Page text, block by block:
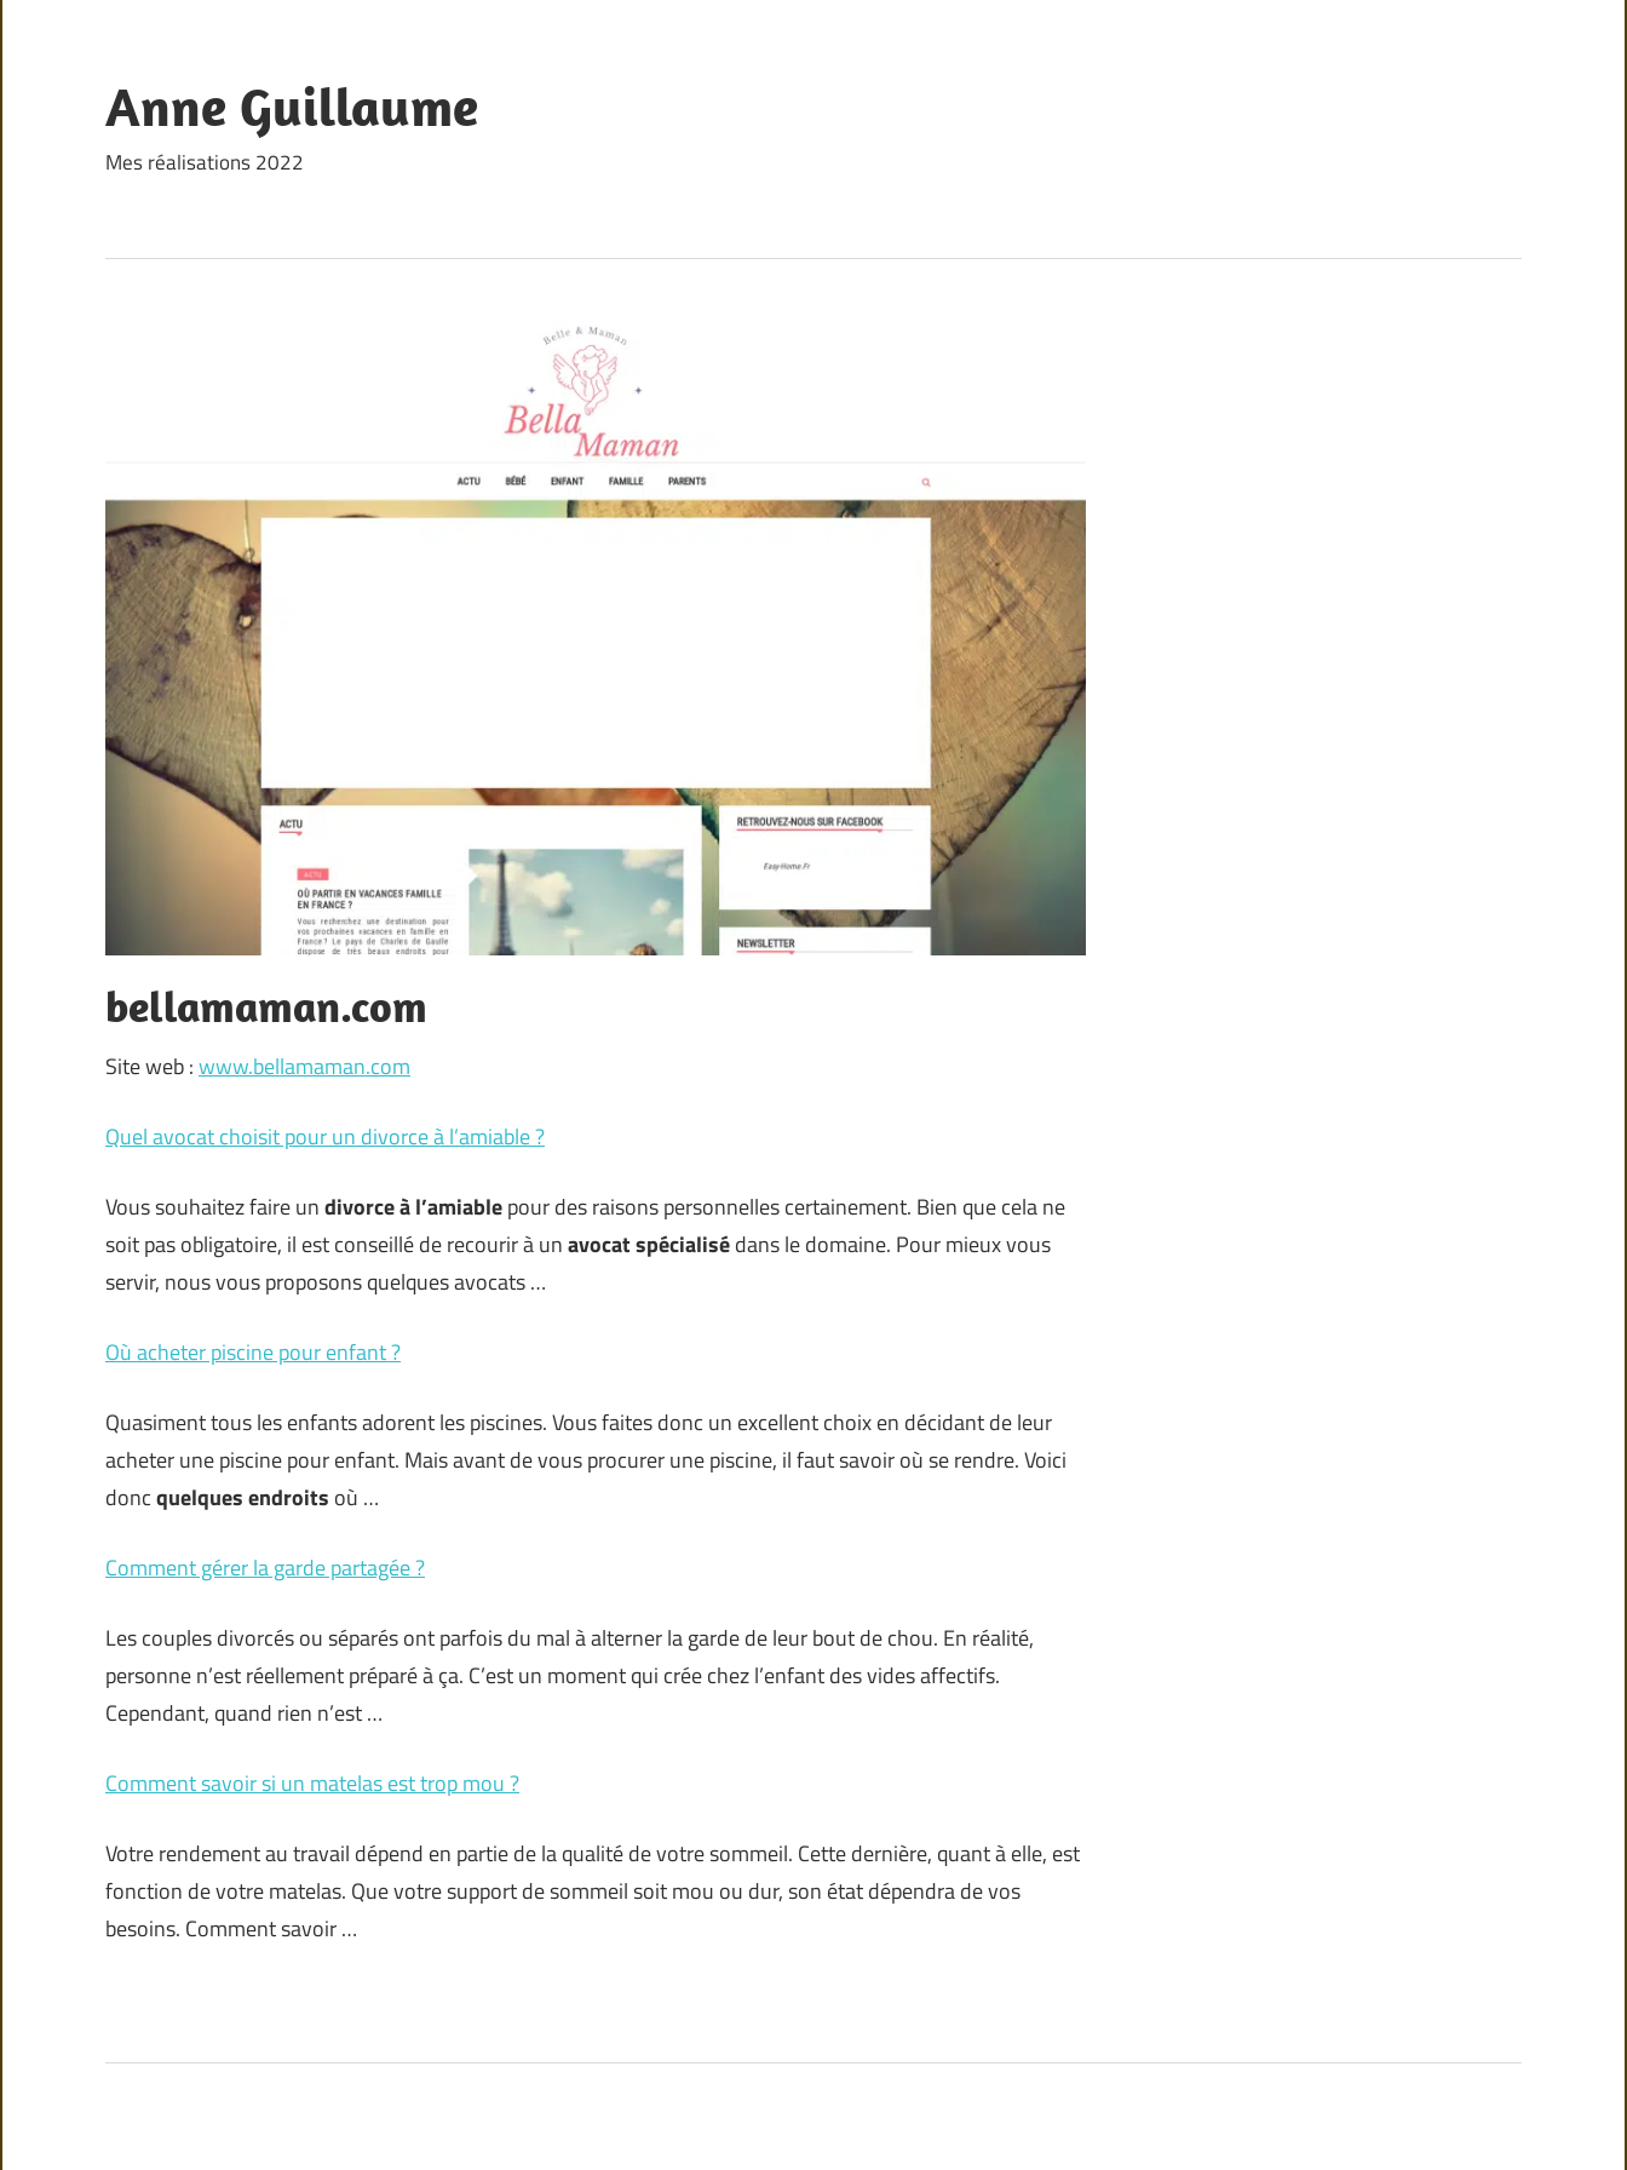
content
Anne Guillaume
Mes réalisations 2022
bellamaman.com
Site web :www.bellamaman.com
Quel avocat choisit pour un divorce à l’amiable ?
Vous souhaitez faire undivorce à l’amiablepour des raisons personnelles certainement. Bien que cela ne
soit pas obligatoire, il est conseillé de recourir à unavocat spécialisédans le domaine. Pour mieux vous
servir, nous vous proposons quelques avocats …
Où acheter piscine pour enfant ?
Quasiment tous les enfants adorent les piscines. Vous faites donc un excellent choix en décidant de leur
acheter une piscine pour enfant. Mais avant de vous procurer une piscine, il faut savoir où se rendre. Voici
doncquelques endroits où …
Comment gérer la garde partagée ?
Les couples divorcés ou séparés ont parfois du mal à alterner la garde de leur bout de chou. En réalité,
personne n’est réellement préparé à ça. C’est un moment qui crée chez l’enfant des vides affectifs.
Cependant, quand rien n’est …
Comment savoir si un matelas est trop mou ?
Votre rendement au travail dépend en partie de la qualité de votre sommeil. Cette dernière, quant à elle, est
fonction de votre matelas. Que votre support de sommeil soit mou ou dur, son état dépendra de vos
besoins. Comment savoir …